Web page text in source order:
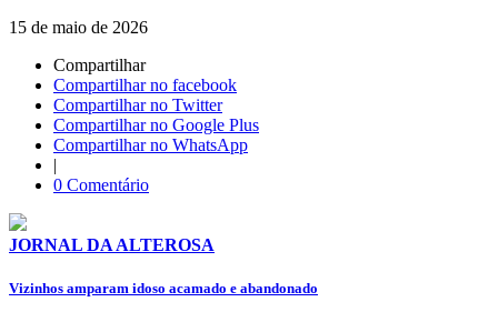
15 de maio de 2026
Compartilhar
Compartilhar no facebook
Compartilhar no Twitter
Compartilhar no Google Plus
Compartilhar no WhatsApp
|
0 Comentário
JORNAL DA ALTEROSA
Vizinhos amparam idoso acamado e abandonado